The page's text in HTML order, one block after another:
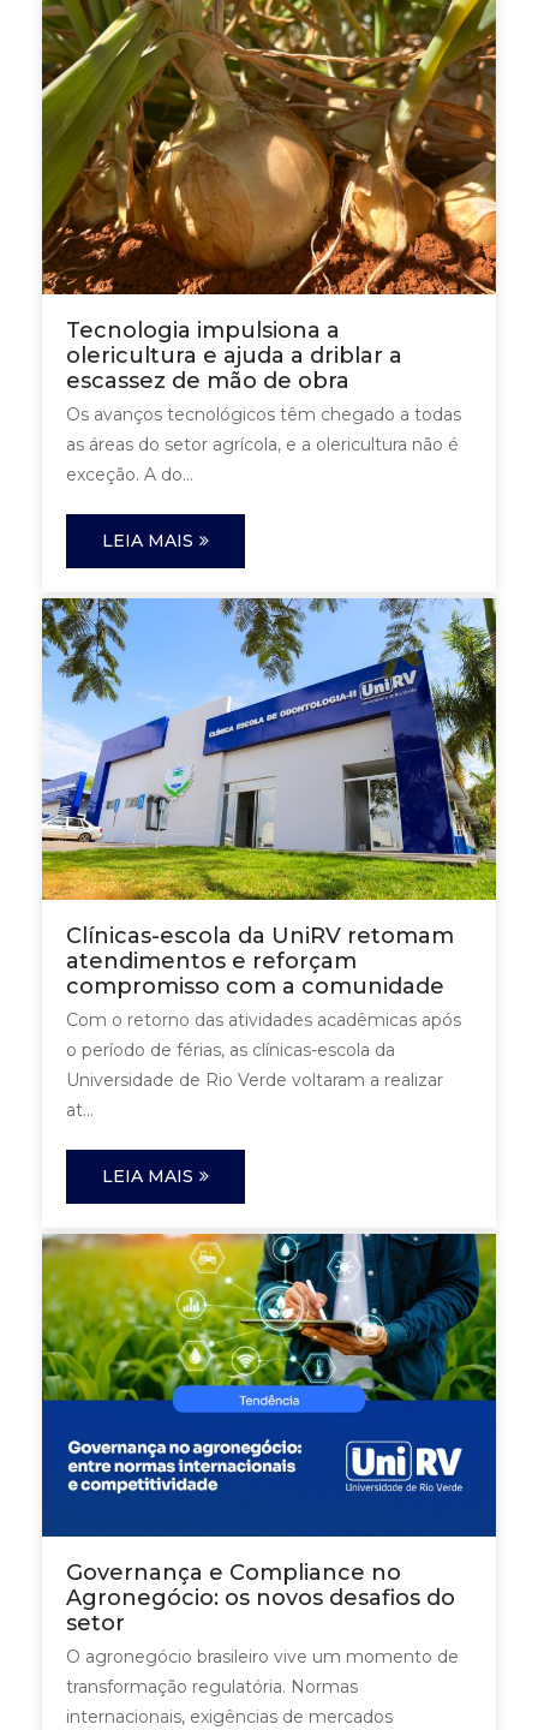
Tecnologia impulsiona a
olericultura e ajuda a driblar a
escassez de mão de obra
Os avanços tecnológicos têm chegado a todas
as áreas do setor agrícola, e a olericultura não é
exceção. A do...
LEIA MAIS
Clínicas-escola da UniRV retomam
atendimentos e reforçam
compromisso com a comunidade
Com o retorno das atividades acadêmicas após
o período de férias, as clínicas-escola da
Universidade de Rio Verde voltaram a realizar
at...
LEIA MAIS
Governança e Compliance no
Agronegócio: os novos desafios do
setor
O agronegócio brasileiro vive um momento de
transformação regulatória. Normas
internacionais, exigências de mercados